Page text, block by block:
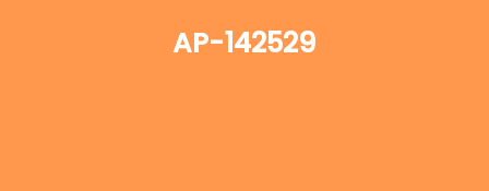
AP-142529